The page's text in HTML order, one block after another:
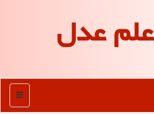
علم عدل
منو